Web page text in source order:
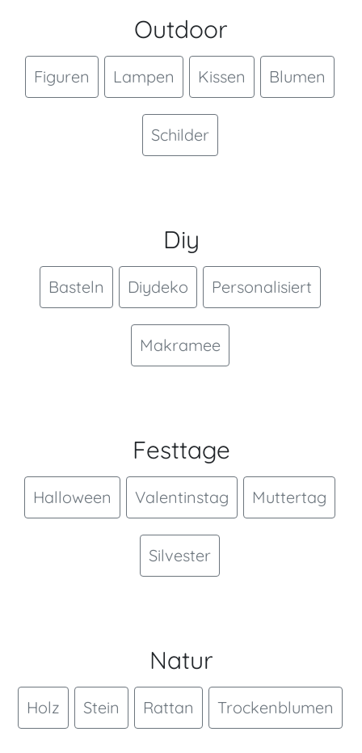
Outdoor
Figuren Lampen Kissen Blumen
Schilder
Diy
Basteln Diydeko Personalisiert
Makramee
Festtage
Halloween Valentinstag Muttertag
Silvester
Natur
Holz Stein Rattan Trockenblumen